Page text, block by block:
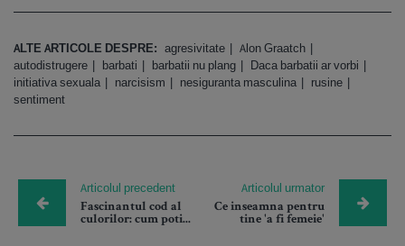
ALTE ARTICOLE DESPRE: agresivitate
Alon Graatch
autodistrugere
barbati barbatii nu plang
Daca barbatii ar vorbi
initiativa sexuala
narcisism nesiguranta masculina
rusine
sentiment
Articolul precedent
Fascinantul cod al
culorilor: cum poti...
Articolul urmator
Ce inseamna pentru
tine 'a fi femeie'